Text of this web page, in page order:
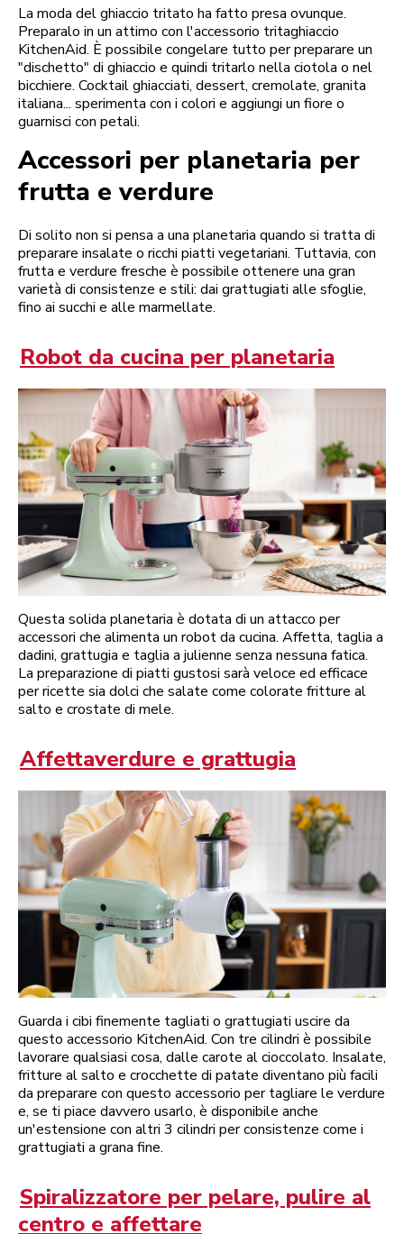
La moda del ghiaccio tritato ha fatto presa ovunque.
Preparalo in un attimo con l'accessorio tritaghiaccio
KitchenAid. È possibile congelare tutto per preparare un
"dischetto" di ghiaccio e quindi tritarlo nella ciotola o nel
bicchiere. Cocktail ghiacciati, dessert, cremolate, granita
italiana... sperimenta con i colori e aggiungi un fiore o
guarnisci con petali.
Accessori per planetaria per
frutta e verdure
Di solito non si pensa a una planetaria quando si tratta di
preparare insalate o ricchi piatti vegetariani. Tuttavia, con
frutta e verdure fresche è possibile ottenere una gran
varietà di consistenze e stili: dai grattugiati alle sfoglie,
fino ai succhi e alle marmellate.
Robot da cucina per planetaria
Questa solida planetaria è dotata di un attacco per
accessori che alimenta un robot da cucina. Affetta, taglia a
dadini, grattugia e taglia a julienne senza nessuna fatica.
La preparazione di piatti gustosi sarà veloce ed efficace
per ricette sia dolci che salate come colorate fritture al
salto e crostate di mele.
Affettaverdure e grattugia
Guarda i cibi finemente tagliati o grattugiati uscire da
questo accessorio KitchenAid. Con tre cilindri è possibile
lavorare qualsiasi cosa, dalle carote al cioccolato. Insalate,
fritture al salto e crocchette di patate diventano più facili
da preparare con questo accessorio per tagliare le verdure
e, se ti piace davvero usarlo, è disponibile anche
un'estensione con altri 3 cilindri per consistenze come i
grattugiati a grana fine.
Spiralizzatore per pelare, pulire al
centro e affettare